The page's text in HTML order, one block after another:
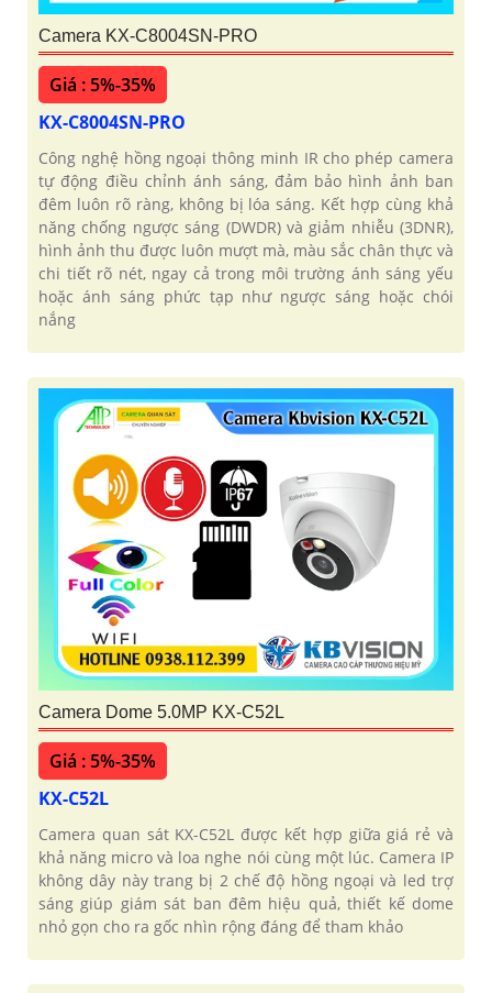
Camera KX-C8004SN-PRO
Giá : 5%-35%
KX-C8004SN-PRO
Công nghệ hồng ngoại thông minh IR cho phép camera
tự động điều chỉnh ánh sáng, đảm bảo hình ảnh ban
đêm luôn rõ ràng, không bị lóa sáng. Kết hợp cùng khả
năng chống ngược sáng (DWDR) và giảm nhiễu (3DNR),
hình ảnh thu được luôn mượt mà, màu sắc chân thực và
chi tiết rõ nét, ngay cả trong môi trường ánh sáng yếu
hoặc ánh sáng phức tạp như ngược sáng hoặc chói
nắng
Camera Dome 5.0MP KX-C52L
Giá : 5%-35%
KX-C52L
Camera quan sát KX-C52L được kết hợp giữa giá rẻ và
khả năng micro và loa nghe nói cùng một lúc. Camera IP
không dây này trang bị 2 chế độ hồng ngoại và led trợ
sáng giúp giám sát ban đêm hiệu quả, thiết kế dome
nhỏ gọn cho ra gốc nhìn rộng đáng để tham khảo